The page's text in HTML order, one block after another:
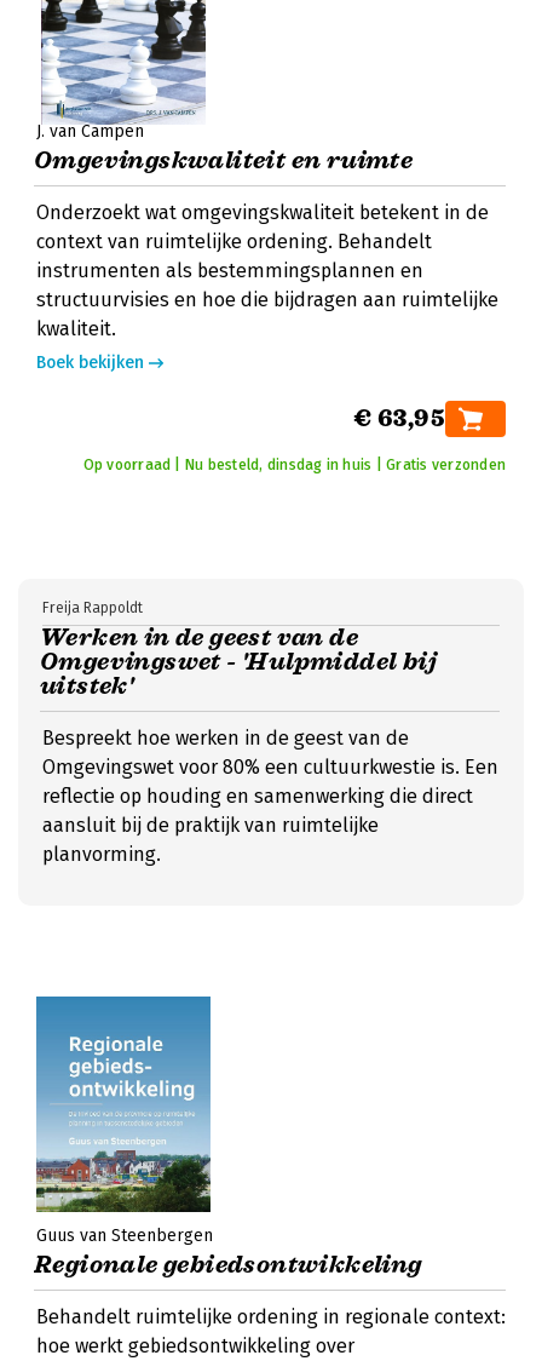
J. van Campen
Omgevingskwaliteit en ruimte
Onderzoekt wat omgevingskwaliteit betekent in de
context van ruimtelijke ordening. Behandelt
instrumenten als bestemmingsplannen en
structuurvisies en hoe die bijdragen aan ruimtelijke
kwaliteit.
Boek bekijken
€ 63,95
Op voorraad | Nu besteld, dinsdag in huis | Gratis verzonden
Werken in de geest van de
Omgevingswet - 'Hulpmiddel bij
uitstek'
Freija Rappoldt
Bespreekt hoe werken in de geest van de
Omgevingswet voor 80% een cultuurkwestie is. Een
reflectie op houding en samenwerking die direct
aansluit bij de praktijk van ruimtelijke
planvorming.
Guus van Steenbergen
Regionale gebiedsontwikkeling
Behandelt ruimtelijke ordening in regionale context:
hoe werkt gebiedsontwikkeling over